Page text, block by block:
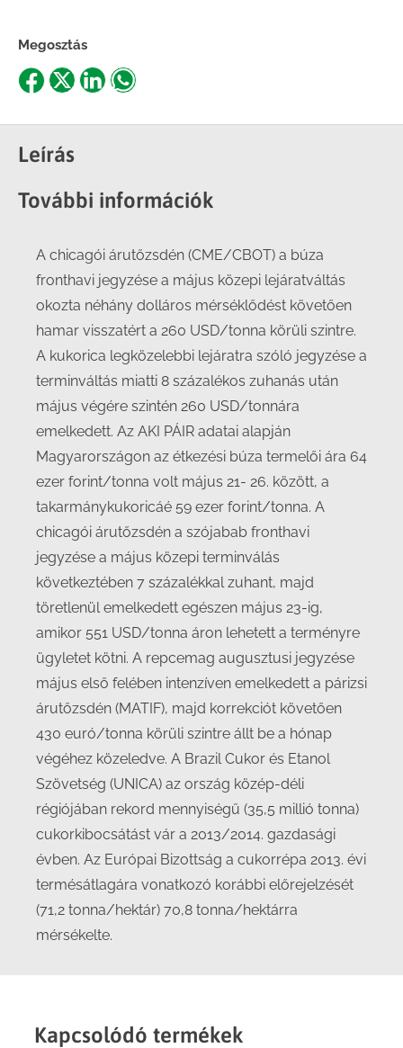
Megosztás
Share
Facebook
Share
X
ShareShare
Leírás
További információk
A chicagói árutőzsdén (CME/CBOT) a búza
fronthavi jegyzése a május közepi lejáratváltás
okozta néhány dolláros mérséklődést követően
hamar visszatért a 260 USD/tonna körüli szintre.
A kukorica legközelebbi lejáratra szóló jegyzése a
terminváltás miatti 8 százalékos zuhanás után
május végére szintén 260 USD/tonnára
emelkedett. Az AKI PÁIR adatai alapján
Magyarországon az étkezési búza termelői ára 64
ezer forint/tonna volt május 21- 26. között, a
takarmánykukoricáé 59 ezer forint/tonna. A
chicagói árutőzsdén a szójabab fronthavi
jegyzése a május közepi terminválás
következtében 7 százalékkal zuhant, majd
töretlenül emelkedett egészen május 23-ig,
amikor 551 USD/tonna áron lehetett a terményre
ügyletet kötni. A repcemag augusztusi jegyzése
május első felében intenzíven emelkedett a párizsi
árutőzsdén (MATIF), majd korrekciót követően
430 euró/tonna körüli szintre állt be a hónap
végéhez közeledve. A Brazil Cukor és Etanol
Szövetség (UNICA) az ország közép-déli
régiójában rekord mennyiségű (35,5 millió tonna)
cukorkibocsátást vár a 2013/2014. gazdasági
évben. Az Európai Bizottság a cukorrépa 2013. évi
termésátlagára vonatkozó korábbi előrejelzését
(71,2 tonna/hektár) 70,8 tonna/hektárra
mérsékelte.
Kapcsolódó termékek